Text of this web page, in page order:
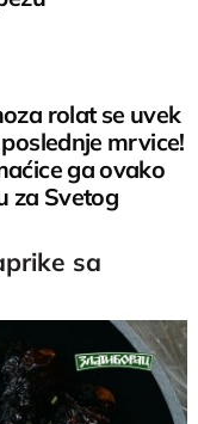
rolat se uvek
mrvice!
ga ovako
za Svetog
sa